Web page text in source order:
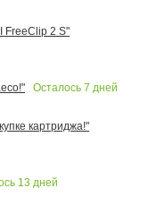
FreeClip 2 S"
Осталось 7 дней
картриджа!"
13 дней